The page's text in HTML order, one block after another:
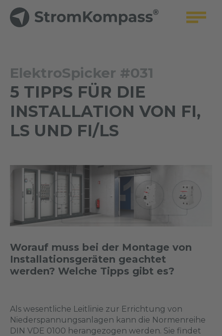
ElektroSpicker #031
5 TIPPS FÜR DIE
INSTALLATION VON FI,
LS UND FI/LS
Worauf muss bei der Montage von
Installationsgeräten geachtet
werden? Welche Tipps gibt es?
Als wesentliche Leitlinie zur Errichtung von
Niederspannungsanlagen kann die Normenreihe
DIN VDE 0100 herangezogen werden. Sie findet